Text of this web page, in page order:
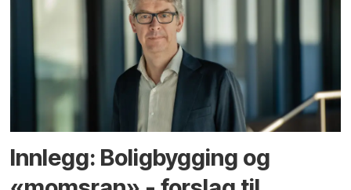
Innlegg: Boligbygging og